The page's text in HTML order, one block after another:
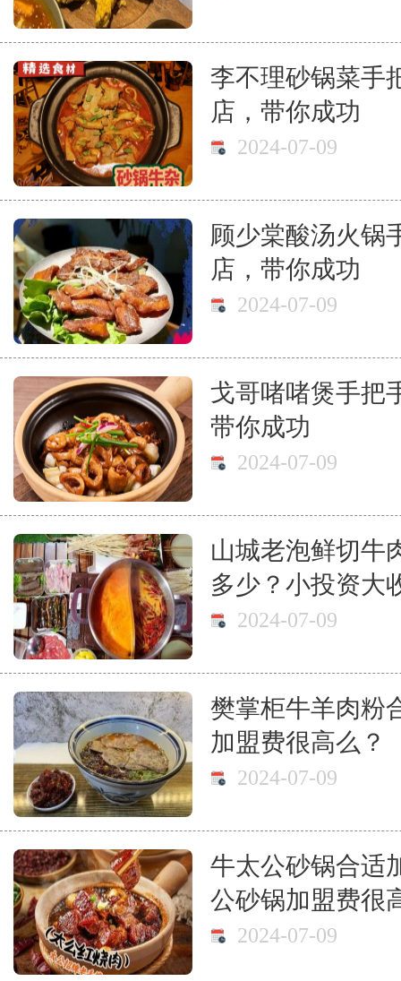
李不理砂锅菜手
店，带你成功
2024-07-09
顾少棠酸汤火锅
店，带你成功
2024-07-09
戈哥啫啫煲手把
带你成功
2024-07-09
山城老泡鲜切牛
多少？小投资大
2024-07-09
樊掌柜牛羊肉粉
加盟费很高么？
2024-07-09
牛太公砂锅合适
公砂锅加盟费很
2024-07-09